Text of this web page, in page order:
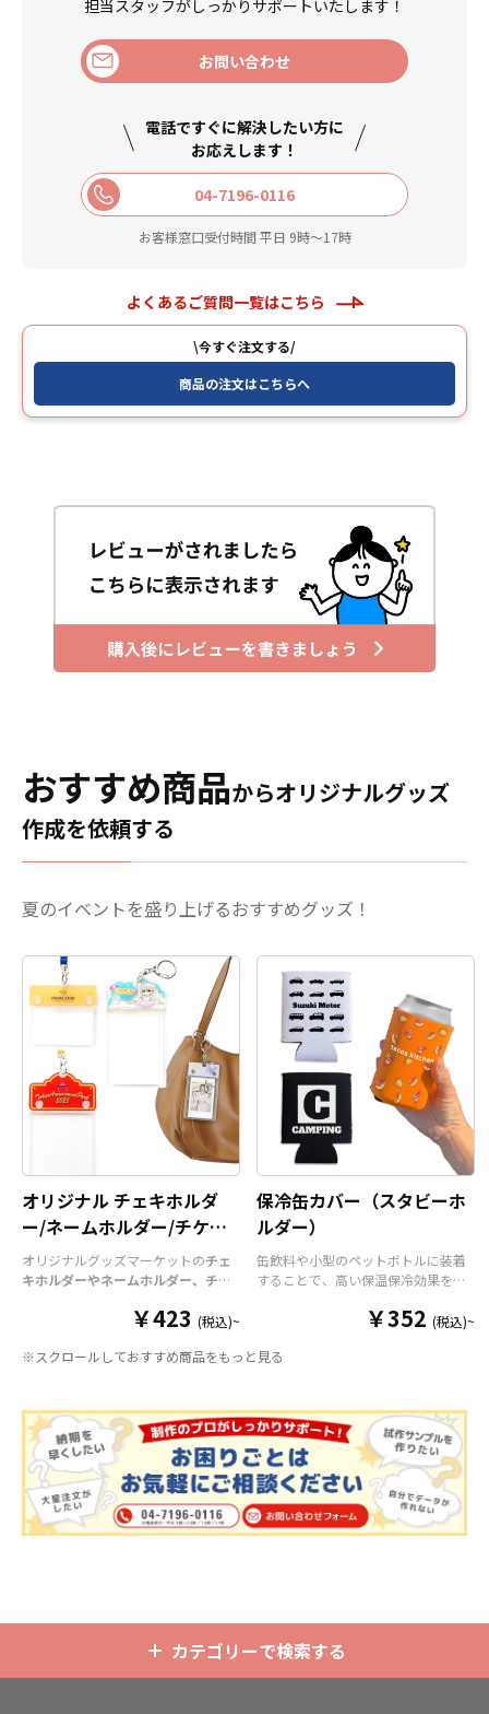
担当スタッフがしっかりサポートいたします！
お問い合わせ
電話ですぐに解決したい方に
お応えします！
04-7196-0116
お客様窓口受付時間 平日 9時〜17時
よくあるご質問一覧はこちら
\今すぐ注文する/
商品の注文はこちらへ
おすすめ商品からオリジナルグッズ
作成を依頼する
夏のイベントを盛り上げるおすすめグッズ！
オリジナル チェキホルダ
ー/ネームホルダー/チケッ
トホルダー
オリジナルグッズマーケットのチェ
キホルダーやネームホルダー、チケ
ダーパーツを組み合わせた今まであ
です。透明度が高く美しいアクリル
ー、ネームホルダーでオリジナルの
ホルダーはデザイン次第でどんなシ
ーンでもマッチします。ヘッダー部
分はダイカットでデザインにあわせ
た自由な形状で制作することができ
ます。また長さ調整と安全機能が付
いたネックストラップが標準で付属
ど様々な業界に人気です。 短納期・
￥423 (税込)~
保冷缶カバー（スタビーホ
ルダー）
缶飲料や小型のペットボトルに装着
することで、高い保温保冷効果を発
ダー）をOEM製作できます。使わな
携帯性に優れています。オールシー
ラーは全9色ご用意しておりますの
で、お客様のイメージやデザインに
合わせてお選びいただけます。 国内
の自社工場にて印刷いたしますの
で、短納期・小ロットでの対応が可
能です。グッズ制作の専門スタッフ
がしっかりサポートいたしますの
￥352 (税込)~
※スクロールしておすすめ商品をもっと見る
カテゴリーで検索する